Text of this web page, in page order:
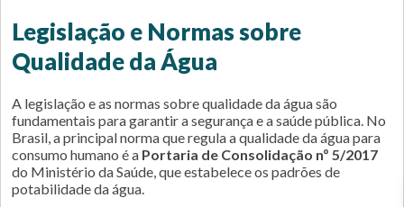
Legislação e Normas sobre
Qualidade da Água
A legislação e as normas sobre qualidade da água são
fundamentais para garantir a segurança e a saúde pública. No
Brasil, a principal norma que regula a qualidade da água para
consumo humano é a Portaria de Consolidação nº 5/2017
do Ministério da Saúde, que estabelece os padrões de
potabilidade da água.